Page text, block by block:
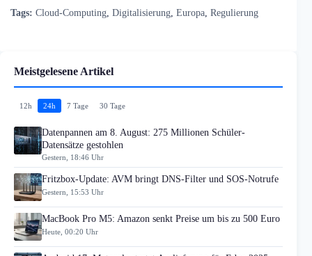
Tags: Cloud-Computing Digitalisierung Europa Regulierung
Meistgelesene Artikel
12h 24h 7 Tage 30 Tage
Datenpannen am 8. August: 275 Millionen Schüler-
Datensätze gestohlen
Gestern, 18:46 Uhr
Fritzbox-Update: AVM bringt DNS-Filter und SOS-Notrufe
Gestern, 15:53 Uhr
MacBook Pro M5: Amazon senkt Preise um bis zu 500 Euro
Heute, 00:20 Uhr